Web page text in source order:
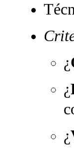
¿
¿
¿